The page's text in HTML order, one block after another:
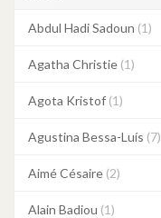
Abdul Hadi Sadoun (1)
Agatha Christie (1)
Agota Kristof (1)
Agustina Bessa-Luís (7)
Aimé Césaire (2)
Alain Badiou (1)